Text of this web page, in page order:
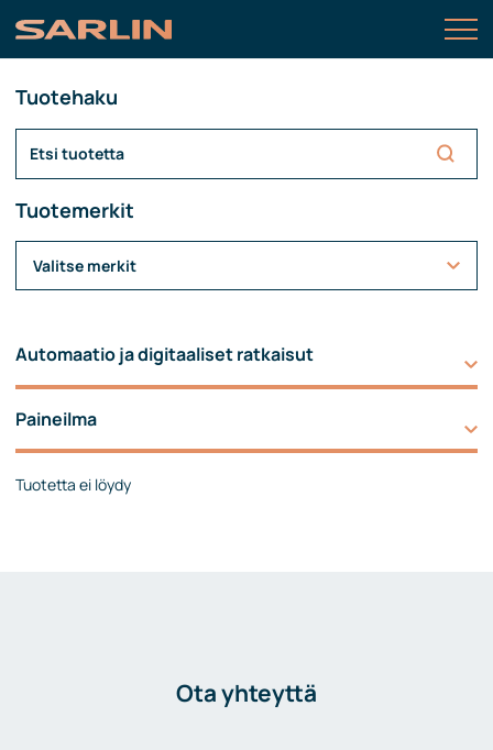
Tuotehaku
Tuotemerkit
Valitse merkit
Automaatio ja digitaaliset ratkaisut
Paineilma
Tuotetta ei löydy
Ota yhteyttä